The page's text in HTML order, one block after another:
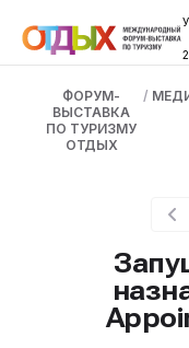
ФОРУМ-
ВЫСТАВКА
ПО ТУРИЗМУ
ОТДЫХ
/